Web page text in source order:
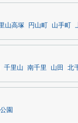
山高塚 円山町 山手町
千里山 南千里 山田 北
園